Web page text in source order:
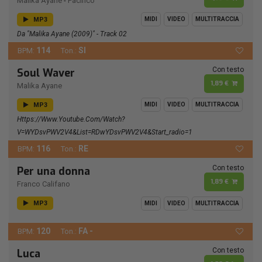
MP3 MIDI VIDEO MULTITRACCIA
Da "Malika Ayane (2009)" - Track 02
BPM: 114 Ton.: SI
Soul Waver
Malika Ayane
Con testo
1,89 €
MP3 MIDI VIDEO MULTITRACCIA
Https://www.youtube.com/watch?
V=wYDsvPWV2V4&list=RDwYDsvPWV2V4&start_radio=1
BPM: 116 Ton.: RE
Per una donna
Franco Califano
Con testo
1,89 €
MP3 MIDI VIDEO MULTITRACCIA
BPM: 120 Ton.: FA -
Luca Con testo